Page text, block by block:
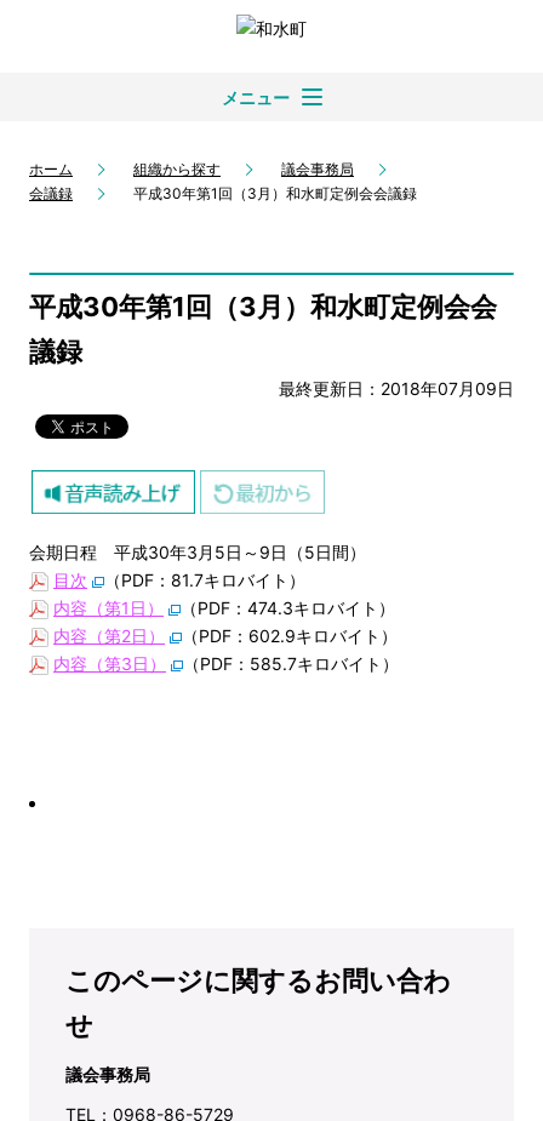
メニュー
ホーム 組織から探す
議会事務局
会議録
平成30年第1回（3月）和水町定例会会議録
平成30年第1回（3月）和水町定例会会
議録
最終更新日：2018年07月09日
会期日程 平成30年3月5日～9日（5日間）
目次
（PDF：81.7キロバイト）
内容（第1日）
（PDF：474.3キロバイト）
内容（第2日）
（PDF：602.9キロバイト）
内容（第3日）
（PDF：585.7キロバイト）
このページに関するお問い合わ
せ
議会事務局
TEL：0968-86-5729